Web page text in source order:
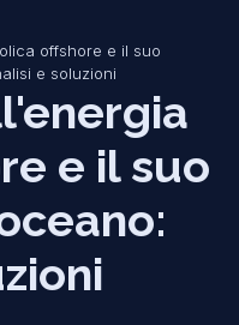
offshore e il suo
e soluzioni
e il suo